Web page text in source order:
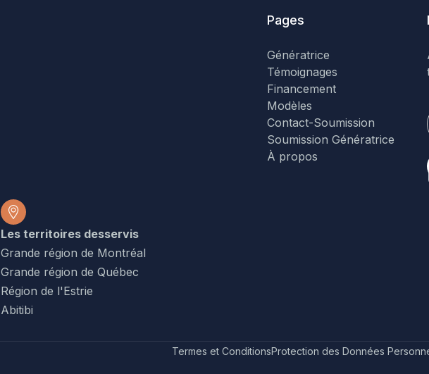
Les territoires desservis
Grande région de Montréal
Grande région de Québec
Région de l'Estrie
Abitibi
Pages
Génératrice
Témoignages
Financement
Modèles
Contact-Soumission
Soumission Génératrice
À propos
Termes et ConditionsProtection des Données